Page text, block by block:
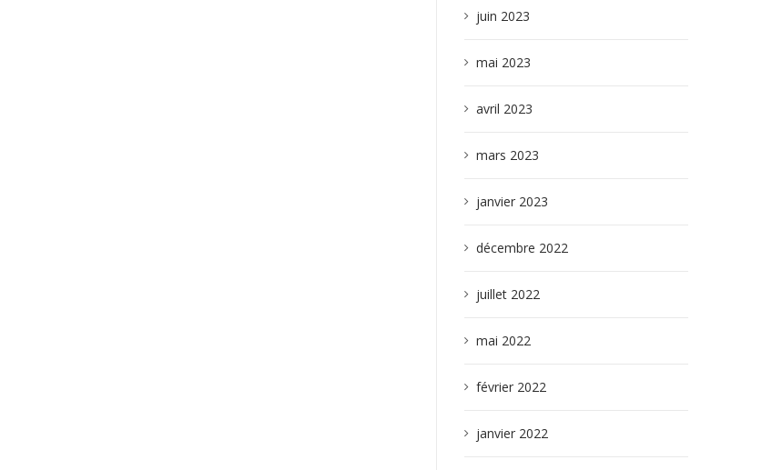
juin 2023
mai 2023
avril 2023
mars 2023
janvier 2023
décembre 2022
juillet 2022
mai 2022
février 2022
janvier 2022